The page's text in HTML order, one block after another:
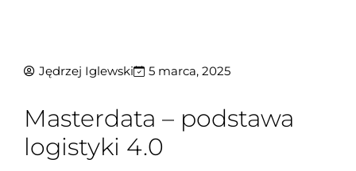
Jędrzej Iglewski 5 marca, 2025
Masterdata – podstawa
logistyki 4.0